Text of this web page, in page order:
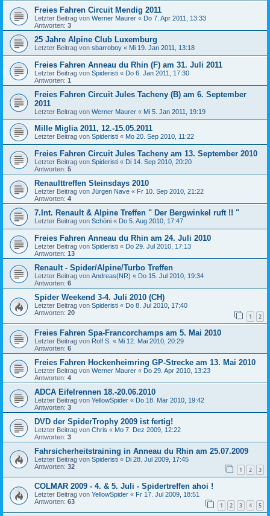
Freies Fahren Circuit Mendig 2011
Letzter Beitrag von Werner Maurer « Do 7. Apr 2011, 13:33
Antworten: 3
25 Jahre Alpine Club Luxemburg
Letzter Beitrag von sbarroboy « Mi 19. Jan 2011, 13:18
Freies Fahren Anneau du Rhin (F) am 31. Juli 2011
Letzter Beitrag von Spideristi « Do 6. Jan 2011, 17:30
Antworten: 1
Freies Fahren Circuit Jules Tacheny (B) am 6. September
2011
Letzter Beitrag von Werner Maurer « Mi 5. Jan 2011, 19:19
Mille Miglia 2011, 12.-15.05.2011
Letzter Beitrag von Spideristi « Mo 20. Sep 2010, 11:22
Freies Fahren Circuit Jules Tacheny am 13. September 2010
Letzter Beitrag von Spideristi « Di 14. Sep 2010, 20:20
Antworten: 5
Renaulttreffen Steinsdays 2010
Letzter Beitrag von Jürgen Nave « Fr 10. Sep 2010, 21:22
Antworten: 4
7.Int. Renault & Alpine Treffen " Der Bergwinkel ruft !! "
Letzter Beitrag von Schöni « Do 5. Aug 2010, 17:47
Freies Fahren Anneau du Rhin am 24. Juli 2010
Letzter Beitrag von Spideristi « Do 29. Jul 2010, 17:13
Antworten: 13
Renault - Spider/Alpine/Turbo Treffen
Letzter Beitrag von Andreas(NR) « Do 15. Jul 2010, 19:34
Antworten: 6
Spider Weekend 3-4. Juli 2010 (CH)
Letzter Beitrag von Spideristi « Do 8. Jul 2010, 17:40
Antworten: 20 1 2
Freies Fahren Spa-Francorchamps am 5. Mai 2010
Letzter Beitrag von Rolf S. « Mi 12. Mai 2010, 20:29
Antworten: 6
Freies Fahren Hockenheimring GP-Strecke am 13. Mai 2010
Letzter Beitrag von Werner Maurer « Do 29. Apr 2010, 13:23
Antworten: 4
ADCA Eifelrennen 18.-20.06.2010
Letzter Beitrag von YellowSpider « Do 18. Mär 2010, 19:42
Antworten: 3
DVD der SpiderTrophy 2009 ist fertig!
Letzter Beitrag von Chris « Mo 7. Dez 2009, 12:22
Antworten: 3
Fahrsicherheitstraining in Anneau du Rhin am 25.07.2009
Letzter Beitrag von Spideristi « Di 28. Jul 2009, 17:45
Antworten: 32 1 2 3
COLMAR 2009 - 4. & 5. Juli - Spidertreffen ahoi !
Letzter Beitrag von YellowSpider « Fr 17. Jul 2009, 18:51
Antworten: 63 1 2 3 4 5